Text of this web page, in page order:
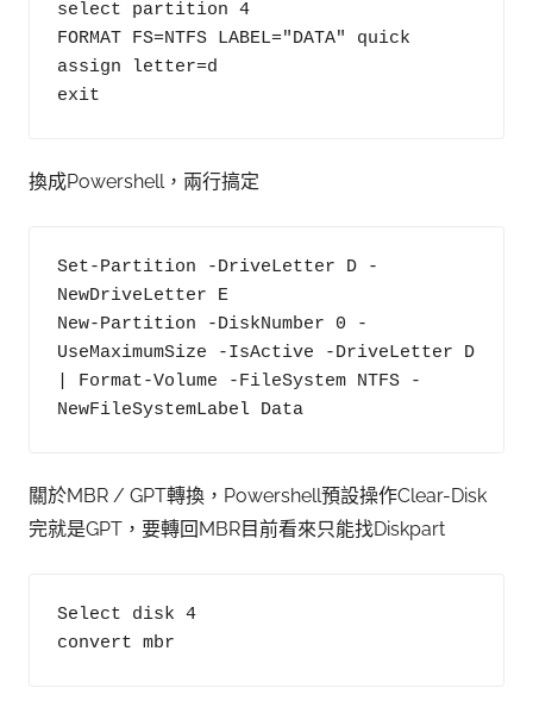
select partition 4
FORMAT FS=NTFS LABEL="DATA" quick
assign letter=d
exit
換成Powershell，兩行搞定
Set-Partition -DriveLetter D -
NewDriveLetter E
New-Partition -DiskNumber 0 -
UseMaximumSize -IsActive -DriveLetter D
| Format-Volume -FileSystem NTFS -
NewFileSystemLabel Data
關於MBR / GPT轉換，Powershell預設操作Clear-Disk
完就是GPT，要轉回MBR目前看來只能找Diskpart
Select disk 4
convert mbr